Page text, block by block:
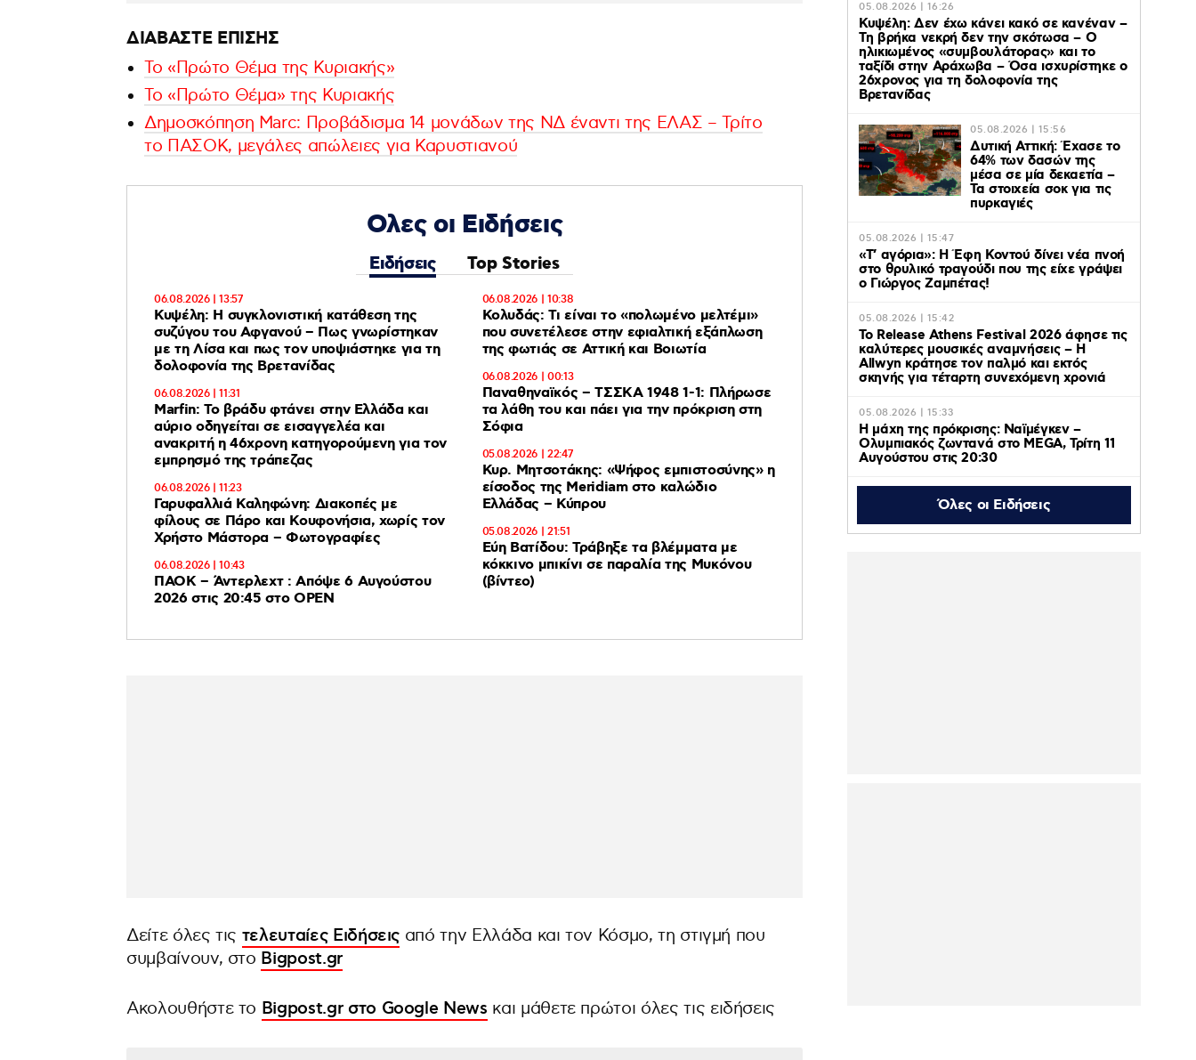
ΔΙΑΒΑΣΤΕ ΕΠΙΣΗΣ
Το «Πρώτο Θέμα της Κυριακής»
Το «Πρώτο Θέμα» της Κυριακής
Δημοσκόπηση Marc: Προβάδισμα 14 μονάδων της ΝΔ έναντι της ΕΛΑΣ – Τρίτο
το ΠΑΣΟΚ, μεγάλες απώλειες για Καρυστιανού
Ολες οι Ειδήσεις
Ειδήσεις Top Stories
06.08.2026 | 13:57
Κυψέλη: Η συγκλονιστική κατάθεση της
συζύγου του Αφγανού – Πως γνωρίστηκαν
με τη Λίσα και πως τον υποψιάστηκε για τη
δολοφονία της Βρετανίδας
06.08.2026 | 11:31
Marfin: Το βράδυ φτάνει στην Ελλάδα και
αύριο οδηγείται σε εισαγγελέα και
ανακριτή η 46χρονη κατηγορούμενη για τον
εμπρησμό της τράπεζας
06.08.2026 | 11:23
Γαρυφαλλιά Καληφώνη: Διακοπές με
φίλους σε Πάρο και Κουφονήσια, χωρίς τον
Χρήστο Μάστορα – Φωτογραφίες
06.08.2026 | 10:43
ΠΑΟΚ – Άντερλεχτ : Απόψε 6 Αυγούστου
2026 στις 20:45 στο ΟΡΕΝ
06.08.2026 | 10:38
Κολυδάς: Τι είναι το «πολωμένο μελτέμι»
που συνετέλεσε στην εφιαλτική εξάπλωση
της φωτιάς σε Αττική και Βοιωτία
06.08.2026 | 00:13
Παναθηναϊκός – ΤΣΣΚΑ 1948 1-1: Πλήρωσε
τα λάθη του και πάει για την πρόκριση στη
Σόφια
05.08.2026 | 22:47
Κυρ. Μητσοτάκης: «Ψήφος εμπιστοσύνης» η
είσοδος της Meridiam στο καλώδιο
Ελλάδας – Κύπρου
05.08.2026 | 21:51
Εύη Βατίδου: Τράβηξε τα βλέμματα με
κόκκινο μπικίνι σε παραλία της Μυκόνου
(βίντεο)
Δείτε όλες τις τελευταίες Ειδήσεις από την Ελλάδα και τον Κόσμο, τη στιγμή που
συμβαίνουν, στο Bigpost.gr
Ακολουθήστε το Bigpost.gr στο Google News και μάθετε πρώτοι όλες τις ειδήσεις
05.08.2026 | 16:26
Κυψέλη: Δεν έχω κάνει κακό σε κανέναν –
Τη βρήκα νεκρή δεν την σκότωσα – Ο
ηλικιωμένος «συμβουλάτορας» και το
ταξίδι στην Αράχωβα – Όσα ισχυρίστηκε ο
26χρονος για τη δολοφονία της
Βρετανίδας
05.08.2026 | 15:56
Δυτική Αττική: Έχασε το
64% των δασών της
μέσα σε μία δεκαετία –
Τα στοιχεία σοκ για τις
πυρκαγιές
05.08.2026 | 15:47
«Τ’ αγόρια»: Η Έφη Κοντού δίνει νέα πνοή
στο θρυλικό τραγούδι που της είχε γράψει
ο Γιώργος Ζαμπέτας!
05.08.2026 | 15:42
Το Release Athens Festival 2026 άφησε τις
καλύτερες μουσικές αναμνήσεις – Η
Allwyn κράτησε τον παλμό και εκτός
σκηνής για τέταρτη συνεχόμενη χρονιά
05.08.2026 | 15:33
Η μάχη της πρόκρισης: Ναϊμέγκεν –
Ολυμπιακός ζωντανά στο MEGA, Τρίτη 11
Αυγούστου στις 20:30
Όλες οι Ειδήσεις